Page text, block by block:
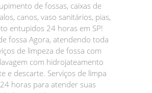
de fossas, caixas de
canos, vaso sanitários, pias,
entupidos 24 horas em SP!
fossa Agora, atendendo toda
de limpeza de fossa com
com hidrojateamento
e descarte. Serviços de limpa
horas para atender suas